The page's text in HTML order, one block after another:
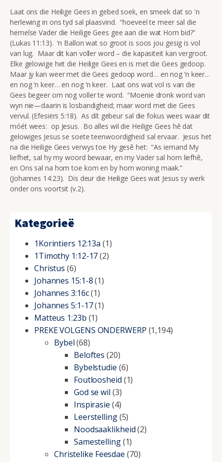
Laat ons die Heilige Gees in gebed soek, en smeek dat so 'n
herlewing in ons tyd sal plaasvind. “hoeveel te meer sal die
hemelse Vader die Heilige Gees gee aan die wat Hom bid?”
(Lukas 11:13). ‘n Ballon wat so groot is soos jou gesig is vol
van lug. Maar dit kan voller word – die kapasiteit kan vergroot.
Elke gelowige het die Heilige Gees en is met die Gees gedoop.
Maar jy kan weer met die Gees gedoop word… en nog ‘n keer…
en nog ‘n keer… en nog ‘n keer. Laat ons wat vol is van die
Gees begeer om nog voller te word. “Moenie dronk word van
wyn nie—daarin is losbandigheid; maar word met die Gees
vervul. (Efesiërs 5:18). As dít gebeur sal die fokus wees waar dit
móét wees: op Jesus. Bo alles wil die Heilige Gees hê dat
gelowiges Jesus se soete teenwoordigheid sal ervaar. Jesus het
na die Heilige Gees verwys toe Hy gesê het: “As iemand My
liefhet, sal hy my woord bewaar, en my Vader sal hom liefhê,
en Ons sal na hom toe kom en by hom woning maak.”
(Johannes 14:23). Dis deur die Heilige Gees wat Jesus sy werk
onder ons voortsit (v.2).
Kategorieë
1Korintiers 12:13a (1)
1Timothy 1:12-17(2)
Christus (6)
Johannes 15:1-8(1)
Johannes 3:16c(1)
Johannes 5:1-17(1)
Matteus 1:23b (1)
PREKE VOLGENS ONDERWERP (1,194)
Bybel(68)
Beloftes (20)
Bybelstudie (6)
Foutloosheid (1)
God se wil (3)
Inspirasie (4)
Leerstelling(5)
Noodsaaklikheid(2)
Samestelling(1)
Christelike Feesdae (70)